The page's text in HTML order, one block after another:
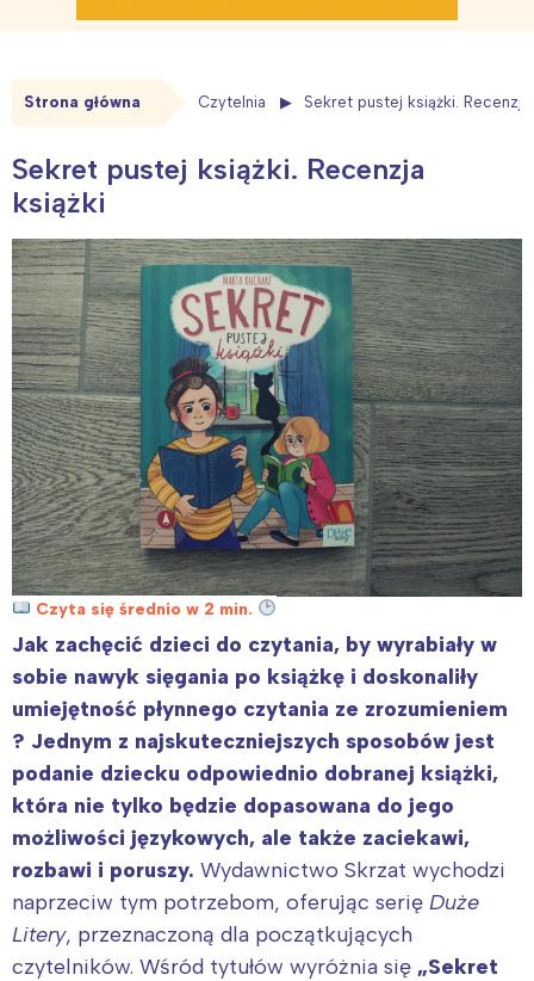
Strona główna Czytelnia Sekret pustej książki. Recenzja
Sekret pustej książki. Recenzja
książki
Czyta się średnio w 2 min.
Jak zachęcić dzieci do czytania, by wyrabiały w
sobie nawyk sięgania po książkę i doskonaliły
umiejętność płynnego czytania ze zrozumieniem
? Jednym z najskuteczniejszych sposobów jest
podanie dziecku odpowiednio dobranej książki,
która nie tylko będzie dopasowana do jego
możliwości językowych, ale także zaciekawi,
rozbawi i poruszy. Wydawnictwo Skrzat wychodzi
naprzeciw tym potrzebom, oferując serię Duże
Litery, przeznaczoną dla początkujących
czytelników. Wśród tytułów wyróżnia się „Sekret